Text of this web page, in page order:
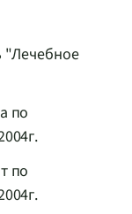
"Лечебное
по
по